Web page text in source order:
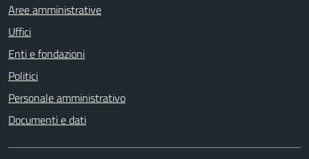
Aree amministrative
Uffici
Enti e fondazioni
Politici
Personale amministrativo
Documenti e dati